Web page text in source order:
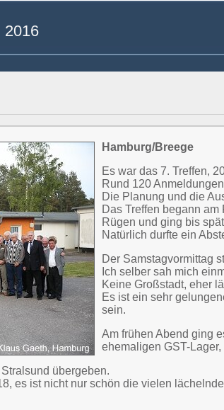
2016
Hamburg/Breege
Es war das 7. Treffen,
Rund 120
Die Planung und die
Das Treffen begann
Rügen und ging bis
Natürlich durfte ein
Der Samstagvormittag
Ich selber sah mich
Keine Großstadt, eher
Es ist ein sehr
sein.
Am frühen Abend ging
ehemaligen GST-
übergeben.
es ist nicht nur schön die vielen